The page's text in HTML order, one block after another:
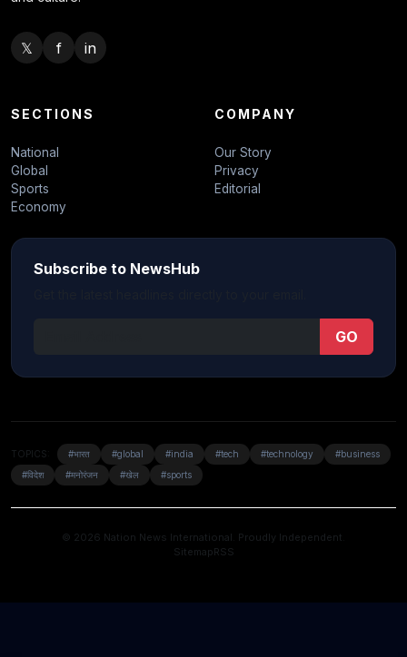
𝕏 f in
SECTIONS
National
Global
Sports
Economy
COMPANY
Our Story
Privacy
Editorial
Subscribe to NewsHub
GO
TOPICS: #भारत #global #india #tech #technology
#business
#विदेश
#मनोरंजन #खेल #sports
© 2026 Nation News International. Proudly Independent.
SitemapRSS